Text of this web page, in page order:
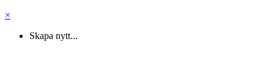
×
Skapa nytt...